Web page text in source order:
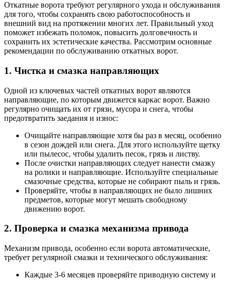
Откатные ворота требуют регулярного ухода и обслуживания
для того, чтобы сохранять свою работоспособность и
внешний вид на протяжении многих лет. Правильный уход
поможет избежать поломок, повысить долговечность и
сохранить их эстетические качества. Рассмотрим основные
рекомендации по обслуживанию откатных ворот.
1. Чистка и смазка направляющих
Одной из ключевых частей откатных ворот являются
направляющие, по которым движется каркас ворот. Важно
регулярно очищать их от грязи, мусора и снега, чтобы
предотвратить заедания и износ:
Очищайте направляющие хотя бы раз в месяц, особенно
в сезон дождей или снега. Для этого используйте щетку
или пылесос, чтобы удалить песок, грязь и листву.
После очистки направляющих следует нанести смазку
на ролики и направляющие. Используйте специальные
смазочные средства, которые не собирают пыль и грязь.
Проверяйте, чтобы в направляющих не было лишних
предметов, которые могут мешать свободному
движению ворот.
2. Проверка и смазка механизма привода
Механизм привода, особенно если ворота автоматические,
требует регулярной смазки и технического обслуживания:
Каждые 3-6 месяцев проверяйте приводную систему и